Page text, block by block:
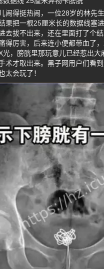
闹得挺热闹，一位28岁的林先
果把一根25厘米长的数据线塞
去拔不出来，还在里面打了个
得厉害，后来连小便都带血了
光，膀胱里那玩意儿已经惹出大
术才取出来。黑子网用户们看
太会玩了！